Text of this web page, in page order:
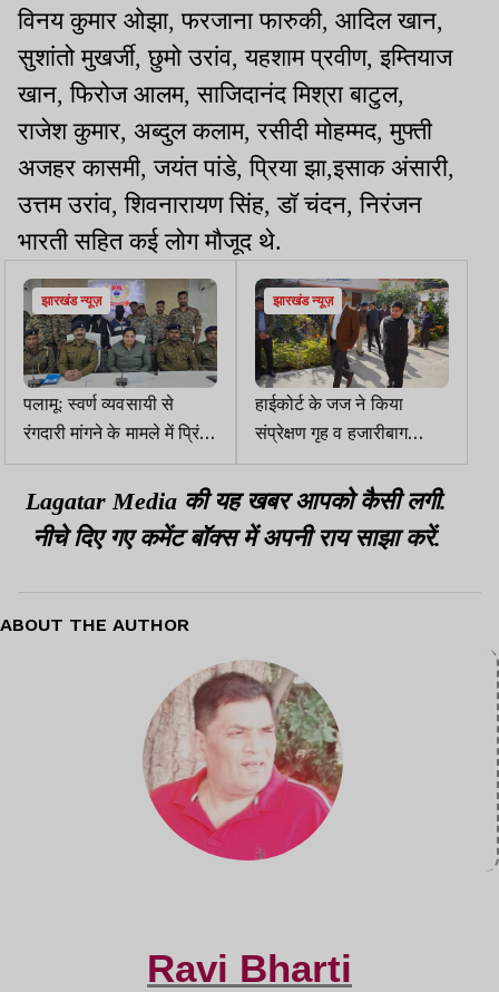
विनय कुमार ओझा, फरजाना फारुकी, आदिल खान,
सुशांतो मुखर्जी, छुमो उरांव, यहशाम प्रवीण, इम्तियाज
खान, फिरोज आलम, साजिदानंद मिश्रा बाटुल,
राजेश कुमार, अब्दुल कलाम, रसीदी मोहम्मद, मुफ्ती
अजहर कासमी, जयंत पांडे, प्रिया झा,इसाक अंसारी,
उत्तम उरांव, शिवनारायण सिंह, डॉ चंदन, निरंजन
भारती सहित कई लोग मौजूद थे.
झारखंड न्यूज़
पलामूः स्वर्ण व्यवसायी से
रंगदारी मांगने के मामले में प्रिंस
खान के दो गुर्गे गिरफ्तार
झारखंड न्यूज़
हाईकोर्ट के जज ने किया
संप्रेक्षण गृह व हजारीबाग
सेंट्रल जेल का निरीक्षण
Lagatar Media की यह खबर आपको कैसी लगी.
नीचे दिए गए कमेंट बॉक्स में अपनी राय साझा करें.
ABOUT THE AUTHOR
Ravi Bharti